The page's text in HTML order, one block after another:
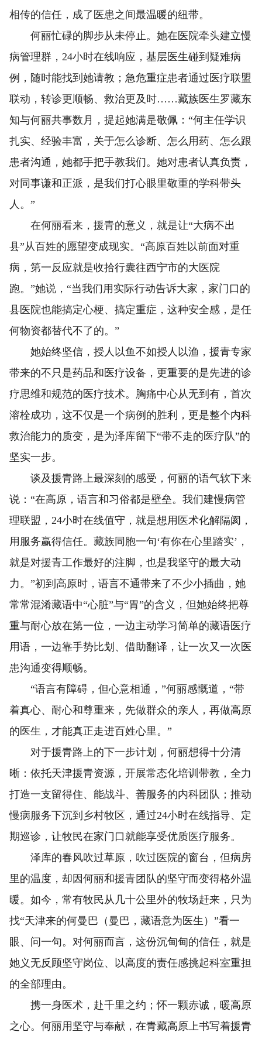
相传的信任，成了医患之间最温暖的纽带。
何丽忙碌的脚步从未停止。她在医院牵头建立慢
病管理群，24小时在线响应，基层医生碰到疑难病
例，随时能找到她请教；急危重症患者通过医疗联盟
联动，转诊更顺畅、救治更及时……藏族医生罗藏东
知与何丽共事数月，提起她满是敬佩：“何主任学识
扎实、经验丰富，关于怎么诊断、怎么用药、怎么跟
患者沟通，她都手把手教我们。她对患者认真负责，
对同事谦和正派，是我们打心眼里敬重的学科带头
人。”
在何丽看来，援青的意义，就是让“大病不出
县”从百姓的愿望变成现实。“高原百姓以前面对重
病，第一反应就是收拾行囊往西宁市的大医院
跑。”她说，“当我们用实际行动告诉大家，家门口的
县医院也能搞定心梗、搞定重症，这种安全感，是任
何物资都替代不了的。”
她始终坚信，授人以鱼不如授人以渔，援青专家
带来的不只是药品和医疗设备，更重要的是先进的诊
疗思维和规范的医疗技术。胸痛中心从无到有，首次
溶栓成功，这不仅是一个病例的胜利，更是整个内科
救治能力的质变，是为泽库留下“带不走的医疗队”的
坚实一步。
谈及援青路上最深刻的感受，何丽的语气软下来
说：“在高原，语言和习俗都是壁垒。我们建慢病管
理联盟，24小时在线值守，就是想用医术化解隔阂，
用服务赢得信任。藏族同胞一句‘有你在心里踏实’，
就是对援青工作最好的注脚，也是我坚守的最大动
力。”初到高原时，语言不通带来了不少小插曲，她
常常混淆藏语中“心脏”与“胃”的含义，但她始终把尊
重与耐心放在第一位，一边主动学习简单的藏语医疗
用语，一边靠手势比划、借助翻译，让一次又一次医
患沟通变得顺畅。
“语言有障碍，但心意相通，”何丽感慨道，“带
着真心、耐心和尊重来，先做群众的亲人，再做高原
的医生，才能真正走进百姓心里。”
对于援青路上的下一步计划，何丽想得十分清
晰：依托天津援青资源，开展常态化培训带教，全力
打造一支留得住、能战斗、善服务的内科团队；推动
慢病服务下沉到乡村牧区，通过24小时在线指导、定
期巡诊，让牧民在家门口就能享受优质医疗服务。
泽库的春风吹过草原，吹过医院的窗台，但病房
里的温度，却因何丽和援青团队的坚守而变得格外温
暖。如今，常有牧民从几十公里外的牧场赶来，只为
找“天津来的何曼巴（曼巴，藏语意为医生）”看一
眼、问一句。对何丽而言，这份沉甸甸的信任，就是
她义无反顾坚守岗位、以高度的责任感挑起科室重担
的全部理由。
携一身医术，赴千里之约；怀一颗赤诚，暖高原
之心。何丽用坚守与奉献，在青藏高原上书写着援青